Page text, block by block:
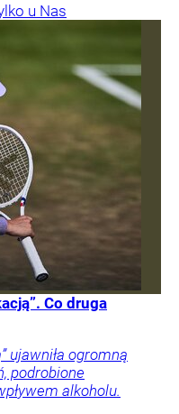
u Nas
Co druga
ujawniła ogromną
podrobione
alkoholu.